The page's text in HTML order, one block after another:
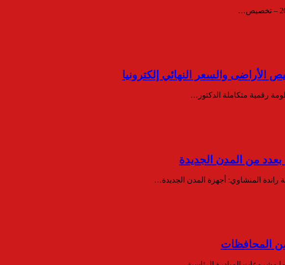
الأراضى والسعر النهائي إلكترونيا
رقمية متكاملة الدكتور…
من المدن الجديدة
راندة المنشاوي: أجهزة المدن الجديدة…
المحافظات